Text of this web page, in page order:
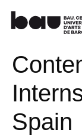
Spain